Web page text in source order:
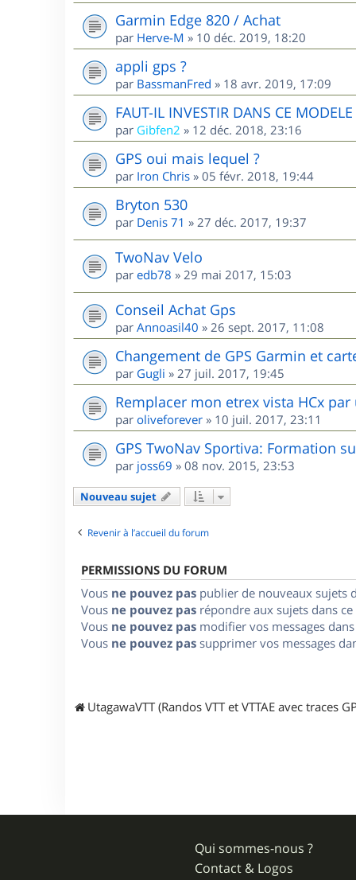
Garmin Edge 820 / Achat
par Herve-M » 10 déc. 2019, 18:20
appli gps ?
par BassmanFred » 18 avr. 2019, 17:09
FAUT-IL INVESTIR DANS CE
par Gibfen2 » 12 déc. 2018, 23:16
GPS oui mais lequel ?
par Iron Chris » 05 févr. 2018, 19:44
Bryton 530
par Denis 71 » 27 déc. 2017, 19:37
TwoNav Velo
par edb78 » 29 mai 2017, 15:03
Conseil Achat Gps
par Annoasil40 » 26 sept. 2017, 11:08
Changement de GPS Garmin et
par Gugli » 27 juil. 2017, 19:45
Remplacer mon etrex vista HCx
par oliveforever » 10 juil. 2017, 23:11
GPS TwoNav Sportiva: Formation
par joss69 » 08 nov. 2015, 23:53
Nouveau sujet
Revenir à l’accueil du forum
PERMISSIONS DU FORUM
Vous ne pouvez pas publier de nouveaux sujets
Vous ne pouvez pas répondre aux sujets dans
Vous ne pouvez pas modifier vos messages
Vous ne pouvez pas supprimer vos messages
UtagawaVTT (Randos VTT et VTTAE avec traces
Qui sommes-nous ?
Contact & Logos